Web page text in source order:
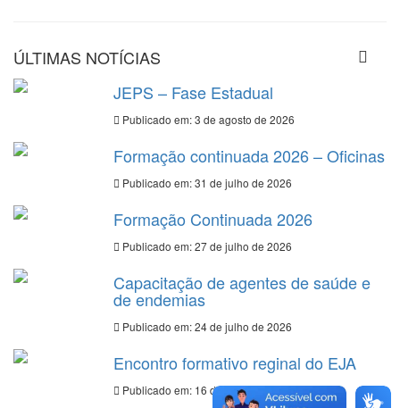
ÚLTIMAS NOTÍCIAS
JEPS – Fase Estadual
Publicado em: 3 de agosto de 2026
Formação continuada 2026 – Oficinas
Publicado em: 31 de julho de 2026
Formação Continuada 2026
Publicado em: 27 de julho de 2026
Capacitação de agentes de saúde e
de endemias
Publicado em: 24 de julho de 2026
Encontro formativo reginal do EJA
Publicado em: 16 de julho de 2026